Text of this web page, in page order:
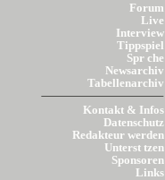
Forum
Live
Interview
Tippspiel
Spr che
Newsarchiv
Tabellenarchiv
Kontakt & Infos
Datenschutz
Redakteur werden
Unterst tzen
Sponsoren
Links